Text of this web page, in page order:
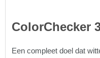
ColorChecker
Een compleet doel dat